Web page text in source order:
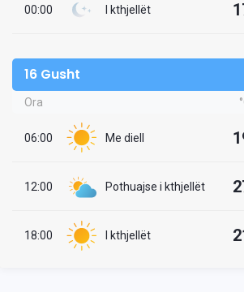
00:00 I kthjellët
16 Gusht
Ora
06:00 Me diell
12:00 Pothuajse i kthjellët
18:00 I kthjellët